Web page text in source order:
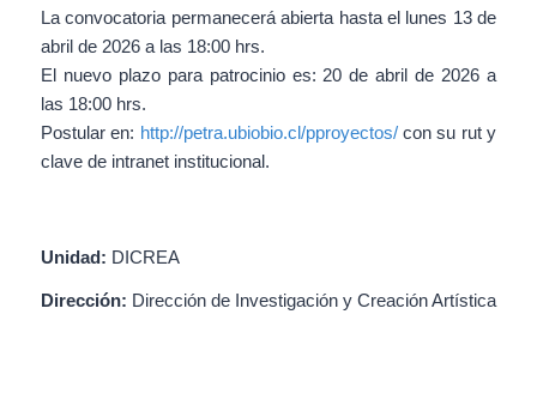
La convocatoria permanecerá abierta hasta el lunes 13 de
abril de 2026 a las 18:00 hrs.
El nuevo plazo para patrocinio es: 20 de abril de 2026 a
las 18:00 hrs.
Postular en: http://petra.ubiobio.cl/pproyectos/con su rut y
clave de intranet institucional.
Unidad: DICREA
Dirección: Dirección de Investigación y Creación Artística